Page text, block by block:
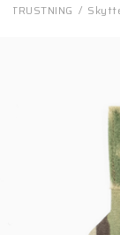
UTRUSTNING /